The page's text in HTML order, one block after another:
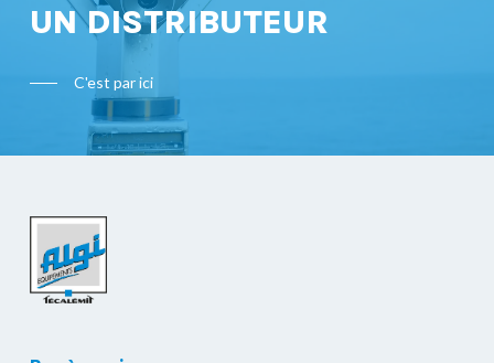
UN DISTRIBUTEUR
C'est par ici